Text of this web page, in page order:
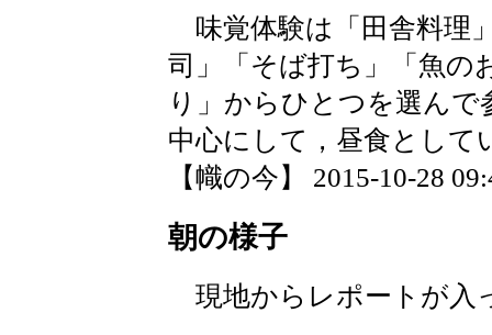
味覚体験は「田舎料理
司」「そば打ち」「魚の
り」からひとつを選ん
中心にして，昼食として
【幟の今】 2015-10-28
朝の様子
現地からレポートが入